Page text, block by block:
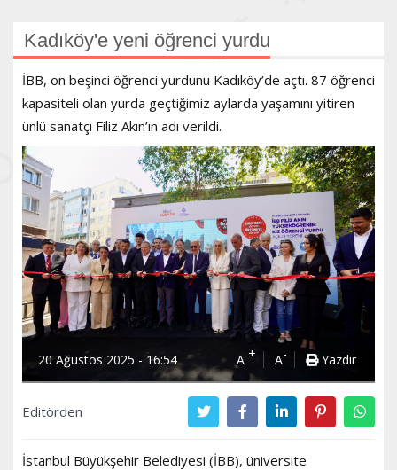
Kadıköy'e yeni öğrenci yurdu
İBB, on beşinci öğrenci yurdunu Kadıköy’de açtı. 87 öğrenci
kapasiteli olan yurda geçtiğimiz aylarda yaşamını yitiren
ünlü sanatçı Filiz Akın’ın adı verildi.
20 Ağustos 2025 - 16:54 A + A- Yazdır
Editörden
İstanbul Büyükşehir Belediyesi (İBB), üniversite